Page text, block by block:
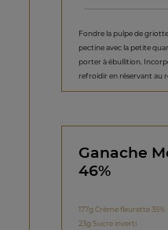
Fondre la pulpe de
pectine avec la petite
porter à ébullition.
refroidir en réservant au
Ganache
46%
177g Crème fleurette 35%
23g Sucre inverti